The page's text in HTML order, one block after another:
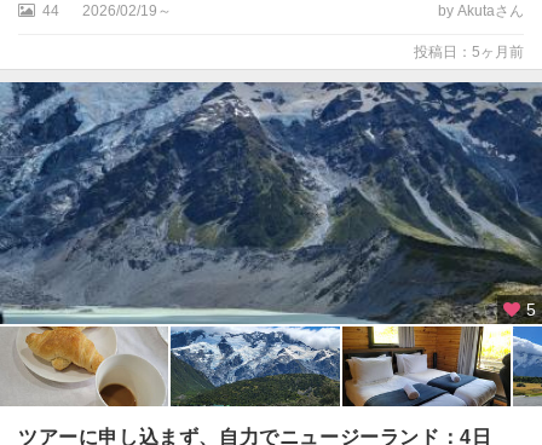
ト
ア
ア
ー
サ
ー
ズ
・
パ
ス
国
立
公
園
周
44 2026/02/19～ by Akutaさん
投稿日：5ヶ月前
5
ツアーに申し込まず、自力でニュージーランド：4日